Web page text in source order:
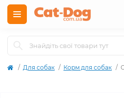
Для собак Корм для собак